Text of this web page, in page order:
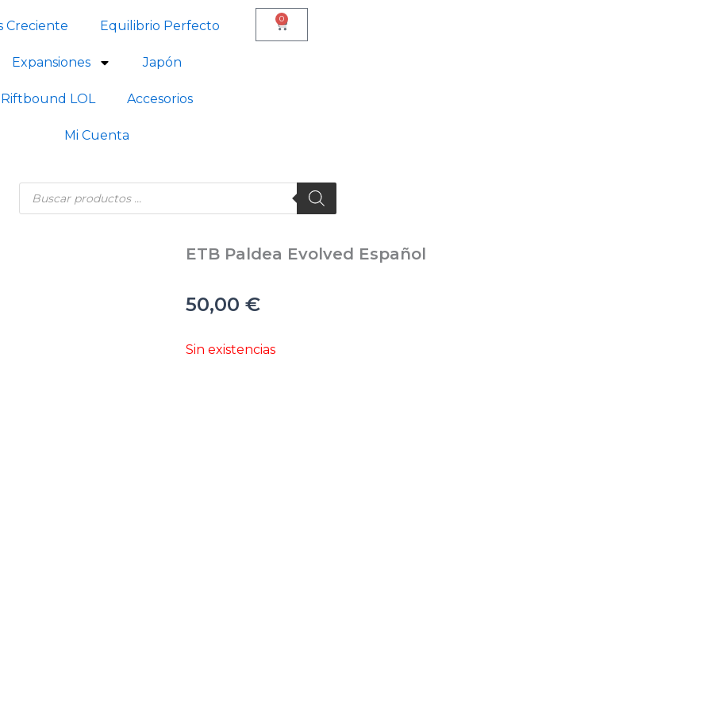
Creciente Equilibrio Perfecto
Expansiones Japón
Riftbound LOL Accesorios
Mi Cuenta
0
Carrito
ETB Paldea Evolved Español
50,00 €
Sin existencias